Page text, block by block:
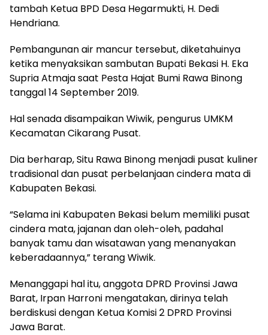
tambah Ketua BPD Desa Hegarmukti, H. Dedi
Hendriana.
Pembangunan air mancur tersebut, diketahuinya
ketika menyaksikan sambutan Bupati Bekasi H. Eka
Supria Atmaja saat Pesta Hajat Bumi Rawa Binong
tanggal 14 September 2019.
Hal senada disampaikan Wiwik, pengurus UMKM
Kecamatan Cikarang Pusat.
Dia berharap, Situ Rawa Binong menjadi pusat kuliner
tradisional dan pusat perbelanjaan cindera mata di
Kabupaten Bekasi.
“Selama ini Kabupaten Bekasi belum memiliki pusat
cindera mata, jajanan dan oleh-oleh, padahal
banyak tamu dan wisatawan yang menanyakan
keberadaannya,” terang Wiwik.
Menanggapi hal itu, anggota DPRD Provinsi Jawa
Barat, Irpan Harroni mengatakan, dirinya telah
berdiskusi dengan Ketua Komisi 2 DPRD Provinsi
Jawa Barat.